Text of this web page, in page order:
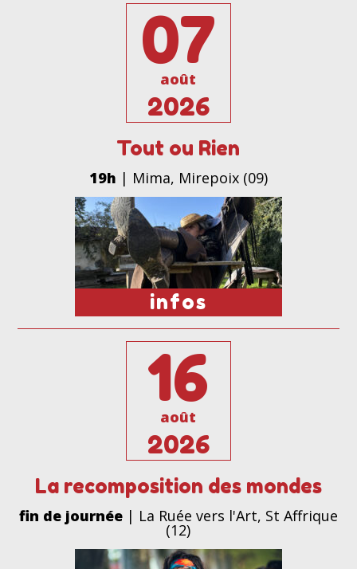
07
août
2026
Tout ou Rien
19h | Mima, Mirepoix (09)
infos
16
août
2026
La recomposition des mondes
fin de journée| La Ruée vers l'Art, St Affrique
(12)